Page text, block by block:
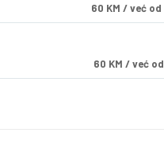
60 KM / već od
60 KM / već od